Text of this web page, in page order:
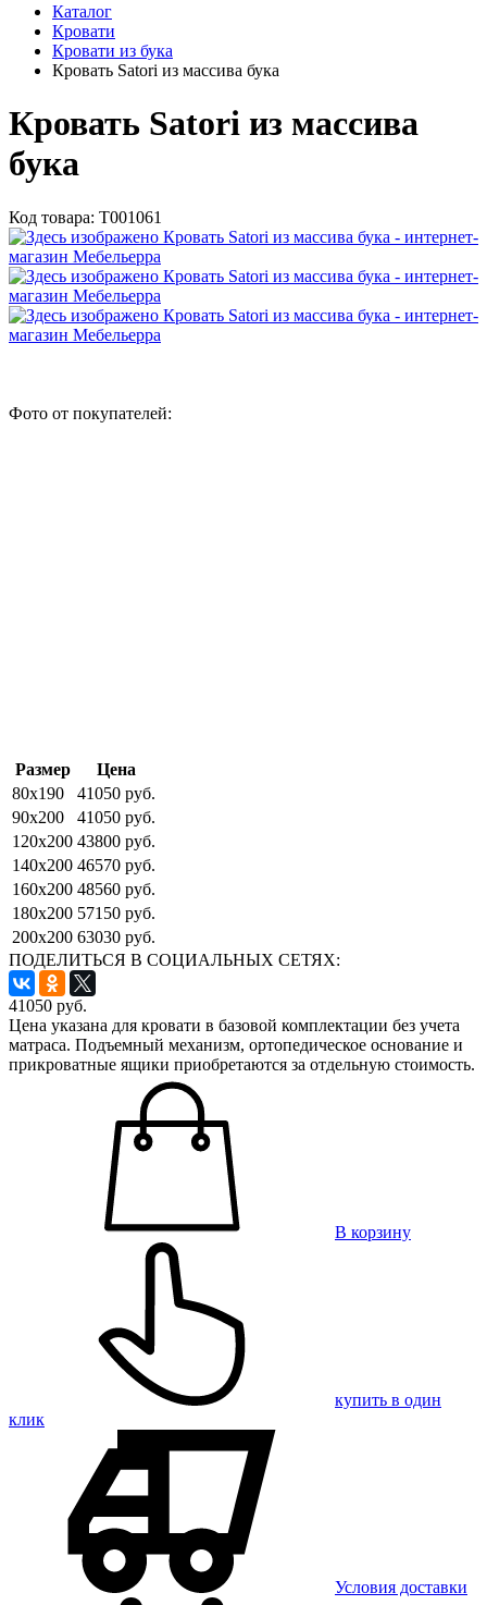
Каталог
Кровати
Кровати из бука
Кровать Satori из массива бука
Кровать Satori из массива
бука
Код товара: Т001061
Фото от покупателей:
Размер
Цена
80x190
41050 руб.
90x200
41050 руб.
120x200 43800 руб.
140x200 46570 руб.
160x200 48560 руб.
180x200 57150 руб.
200x200 63030 руб.
ПОДЕЛИТЬСЯ В СОЦИАЛЬНЫХ СЕТЯХ:
41050 руб.
Цена указана для кровати в базовой комплектации без учета
матраса. Подъемный механизм, ортопедическое основание и
прикроватные ящики приобретаются за отдельную стоимость.
В корзину
купить в один
клик
Условия доставки